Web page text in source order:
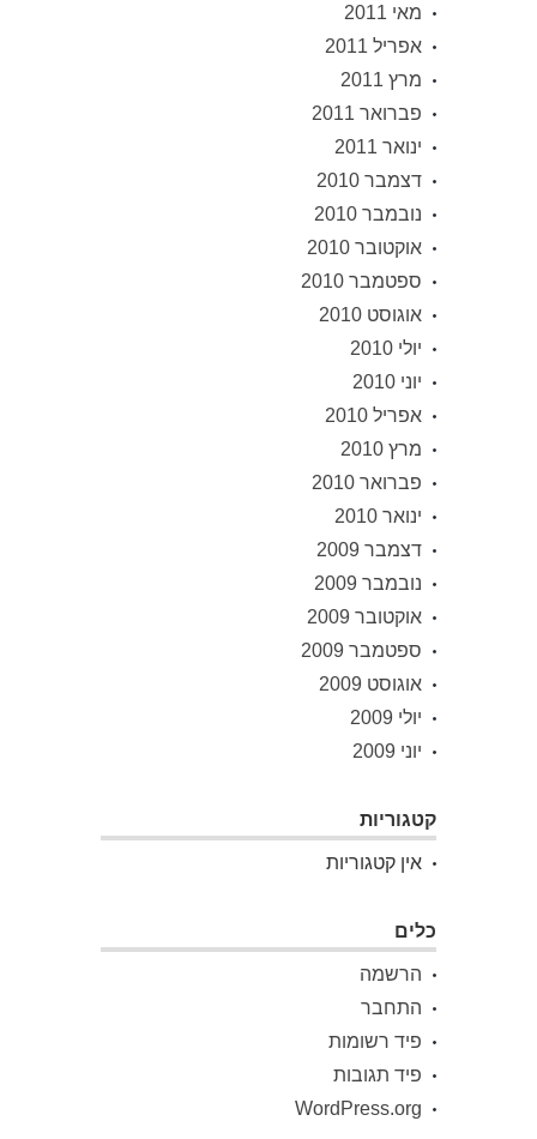
מאי 2011
אפריל 2011
מרץ 2011
פברואר 2011
ינואר 2011
דצמבר 2010
נובמבר 2010
אוקטובר 2010
ספטמבר 2010
אוגוסט 2010
יולי 2010
יוני 2010
אפריל 2010
מרץ 2010
פברואר 2010
ינואר 2010
דצמבר 2009
נובמבר 2009
אוקטובר 2009
ספטמבר 2009
אוגוסט 2009
יולי 2009
יוני 2009
קטגוריות
אין קטגוריות
כלים
הרשמה
התחבר
פיד רשומות
פיד תגובות
WordPress.org